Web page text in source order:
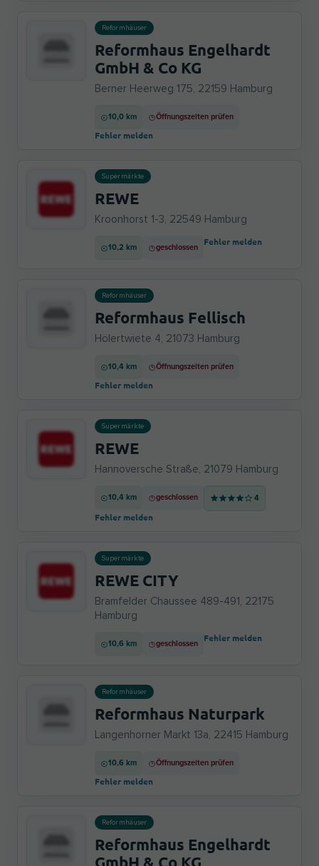
Reformhäuser
Reformhaus Engelhardt
GmbH & Co KG
Berner Heerweg 175, 22159 Hamburg
10,0 km Öffnungszeiten prüfen
Fehler melden
Supermärkte
REWE
Kroonhorst 1-3, 22549 Hamburg
10,2 km geschlossen
Fehler melden
Reformhäuser
Reformhaus Fellisch
Hölertwiete 4, 21073 Hamburg
10,4 km Öffnungszeiten prüfen
Fehler melden
Supermärkte
REWE
Hannoversche Straße, 21079 Hamburg
10,4 km geschlossen 4
Fehler melden
Supermärkte
REWE CITY
Bramfelder Chaussee 489-491, 22175
Hamburg
10,6 km geschlossen
Fehler melden
Reformhäuser
Reformhaus Naturpark
Langenhorner Markt 13a, 22415 Hamburg
10,6 km Öffnungszeiten prüfen
Fehler melden
Reformhäuser
Reformhaus Engelhardt
GmbH & Co KG